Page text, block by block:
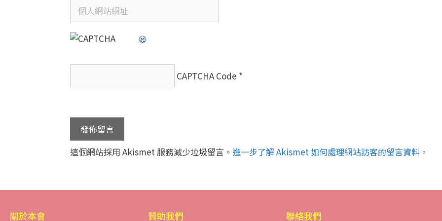
CAPTCHA Code *
這個網站採用 Akismet 服務減少垃圾留言。 進一步了解 Akismet 如何處理網站訪客的留言資料 。
關於本會 贊助我們 聯絡我們